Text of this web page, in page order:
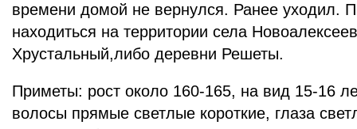
времени домой не вернулся. Ранее уходил.
находиться на территории села
Хрустальный,либо деревни Решеты.
Приметы: рост около 160-165, на вид 15-16
волосы прямые светлые короткие, глаза